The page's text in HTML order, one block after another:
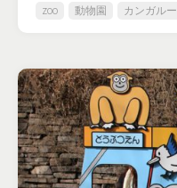
zoo 動物園 カンガルー